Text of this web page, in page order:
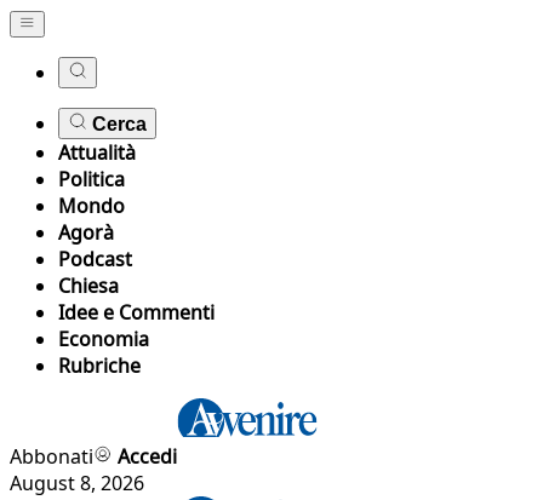
Cerca
Attualità
Politica
Mondo
Agorà
Podcast
Chiesa
Idee e Commenti
Economia
Rubriche
Abbonati
Accedi
August 8, 2026